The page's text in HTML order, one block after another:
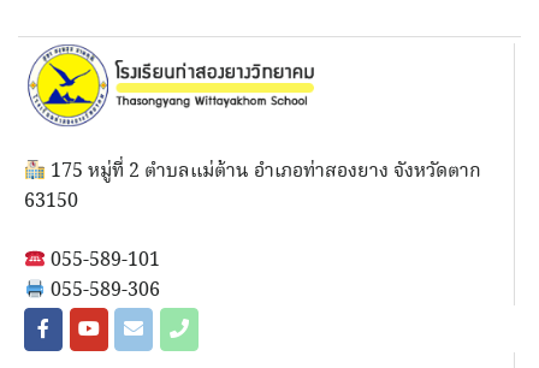
175 หมู่ที่ 2 ตำบลแม่ต้าน อำเภอท่าสองยาง จังหวัดตาก
63150
055-589-101
055-589-306